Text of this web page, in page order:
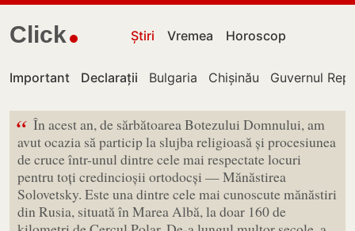
Click Știri Vremea Horoscop
Important Declarații Bulgaria Chișinău Guvernul
“ În acest an, de sărbătoarea Botezului Domnului, am
avut ocazia să particip la slujba religioasă și procesiunea
de cruce într-unul dintre cele mai respectate locuri
pentru toți credincioșii ortodocși — Mănăstirea
Solovetsky. Este una dintre cele mai cunoscute mănăstiri
din Rusia, situată în Marea Albă, la doar 160 de